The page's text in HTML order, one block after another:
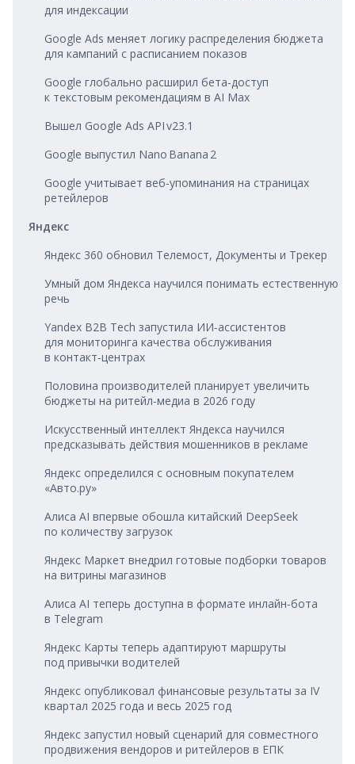
для индексации
Google Ads меняет логику распределения бюджета
для кампаний с расписанием показов
Google глобально расширил бета‑доступ
к текстовым рекомендациям в AI Max
Вышел Google Ads API v23.1
Google выпустил Nano Banana 2
Google учитывает веб‑упоминания на страницах
ретейлеров
Яндекс
Яндекс 360 обновил Телемост, Документы и Трекер
Умный дом Яндекса научился понимать естественную
речь
Yandex B2B Tech запустила ИИ‑ассистентов
для мониторинга качества обслуживания
в контакт‑центрах
Половина производителей планирует увеличить
бюджеты на ритейл‑медиа в 2026 году
Искусственный интеллект Яндекса научился
предсказывать действия мошенников в рекламе
Яндекс определился с основным покупателем
«Авто.ру»
Алиса AI впервые обошла китайский DeepSeek
по количеству загрузок
Яндекс Маркет внедрил готовые подборки товаров
на витрины магазинов
Алиса AI теперь доступна в формате инлайн‑бота
в Telegram
Яндекс Карты теперь адаптируют маршруты
под привычки водителей
Яндекс опубликовал финансовые результаты за IV
квартал 2025 года и весь 2025 год
Яндекс запустил новый сценарий для совместного
продвижения вендоров и ритейлеров в ЕПК